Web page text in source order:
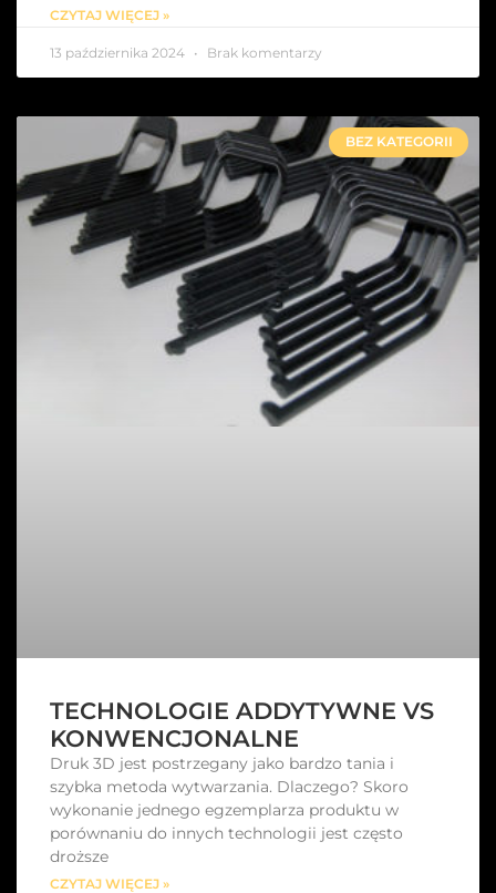
CZYTAJ WIĘCEJ »
13 października 2024 Brak komentarzy
BEZ KATEGORII
TECHNOLOGIE ADDYTYWNE VS
KONWENCJONALNE
Druk 3D jest postrzegany jako bardzo tania i
szybka metoda wytwarzania. Dlaczego? Skoro
wykonanie jednego egzemplarza produktu w
porównaniu do innych technologii jest często
droższe
CZYTAJ WIĘCEJ »